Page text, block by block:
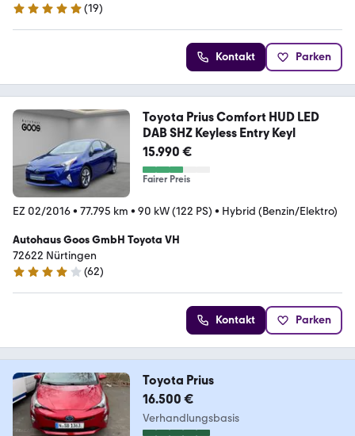
5 Sterne
(19)
Kontakt Parken
Toyota Prius Comfort HUD LED
DAB SHZ Keyless Entry Keyl
15.990 €
Fairer Preis
EZ 02/2016• 77.795 km • 90 kW (122 PS) • Hybrid (Benzin/Elektro)
Autohaus Goos GmbH Toyota VH
72622 Nürtingen
4.1 Sterne
(62)
Kontakt Parken
Toyota Prius
16.500 €
Verhandlungsbasis